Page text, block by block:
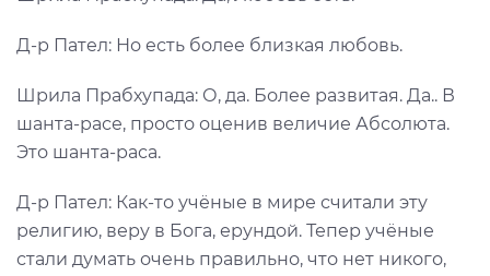
Д-р Пател: Но есть более близкая любовь.
Шрила Прабхупада: О, да. Более развитая. Да.. В
шанта-расе, просто оценив величие Абсолюта.
Это шанта-раса.
Д-р Пател: Как-то учёные в мире считали эту
религию, веру в Бога, ерундой. Тепер учёные
стали думать очень правильно, что нет никого,